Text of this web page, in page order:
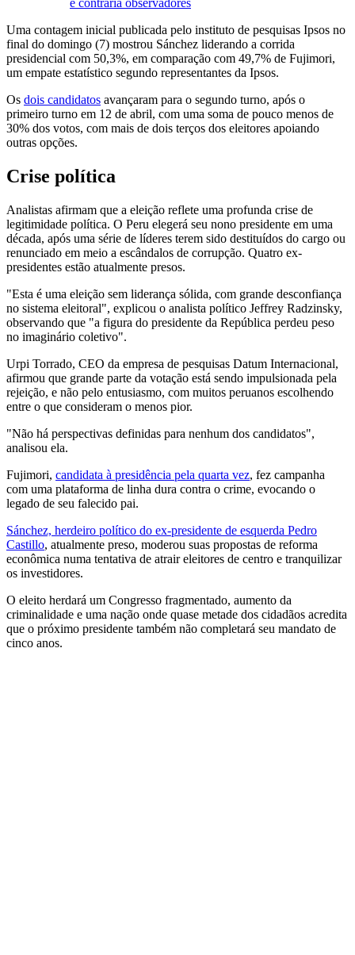
Uma contagem inicial publicada pelo instituto de pesquisas Ipsos no
final do domingo (7) mostrou Sánchez liderando a corrida
presidencial com 50,3%, em comparação com 49,7% de Fujimori,
um empate estatístico segundo representantes da Ipsos.
Os dois candidatos avançaram para o segundo turno, após o
primeiro turno em 12 de abril, com uma soma de pouco menos de
30% dos votos, com mais de dois terços dos eleitores apoiando
outras opções.
Crise política
Analistas afirmam que a eleição reflete uma profunda crise de
legitimidade política. O Peru elegerá seu nono presidente em uma
década, após uma série de líderes terem sido destituídos do cargo ou
renunciado em meio a escândalos de corrupção. Quatro ex-
presidentes estão atualmente presos.
"Esta é uma eleição sem liderança sólida, com grande desconfiança
no sistema eleitoral", explicou o analista político Jeffrey Radzinsky,
observando que "a figura do presidente da República perdeu peso
no imaginário coletivo".
Urpi Torrado, CEO da empresa de pesquisas Datum Internacional,
afirmou que grande parte da votação está sendo impulsionada pela
rejeição, e não pelo entusiasmo, com muitos peruanos escolhendo
entre o que consideram o menos pior.
"Não há perspectivas definidas para nenhum dos candidatos",
analisou ela.
Fujimori, candidata à presidência pela quarta vez, fez campanha
com uma plataforma de linha dura contra o crime, evocando o
legado de seu falecido pai.
Sánchez, herdeiro político do ex-presidente de esquerda Pedro
Castillo, atualmente preso, moderou suas propostas de reforma
econômica numa tentativa de atrair eleitores de centro e tranquilizar
os investidores.
O eleito herdará um Congresso fragmentado, aumento da
criminalidade e uma nação onde quase metade dos cidadãos acredita
que o próximo presidente também não completará seu mandato de
cinco anos.